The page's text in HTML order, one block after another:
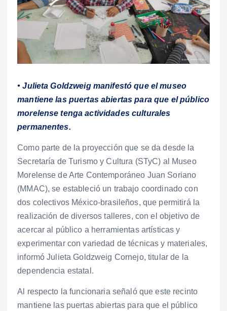
• Julieta Goldzweig manifestó que el museo
mantiene las puertas abiertas para que el público
morelense tenga actividades culturales
permanentes.
Como parte de la proyección que se da desde la
Secretaría de Turismo y Cultura (STyC) al Museo
Morelense de Arte Contemporáneo Juan Soriano
(MMAC), se estableció un trabajo coordinado con
dos colectivos México-brasileños, que permitirá la
realización de diversos talleres, con el objetivo de
acercar al público a herramientas artísticas y
experimentar con variedad de técnicas y materiales,
informó Julieta Goldzweig Cornejo, titular de la
dependencia estatal.
Al respecto la funcionaria señaló que este recinto
mantiene las puertas abiertas para que el público